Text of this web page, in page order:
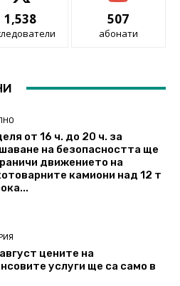
1,538 507
абонати
от 16 ч. до 20 ч. за
на безопасността ще
движението на
камиони над 12 т
цените на
услуги ще са само в